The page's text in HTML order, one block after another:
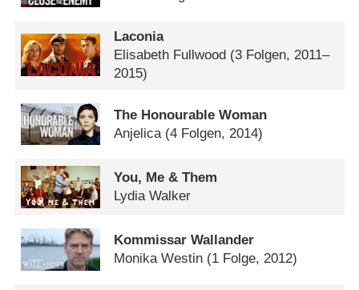
Laconia
Elisabeth Fullwood (3 Folgen, 2011–
2015)
The Honourable Woman
Anjelica (4 Folgen, 2014)
You, Me & Them
Lydia Walker
Kommissar Wallander
Monika Westin (1 Folge, 2012)